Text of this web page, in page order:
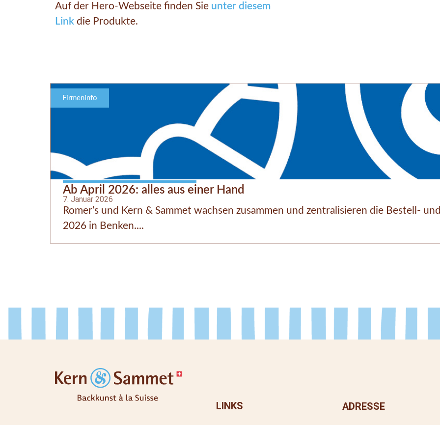
Auf der Hero-Webseite finden Sie unter diesem
Link die Produkte.
Firmeninfo
Ab April 2026: alles aus einer Hand
7. Januar 2026
Romer’s und Kern & Sammet wachsen zusammen und zentralisieren die Bestell-
2026 in Benken....
LINKS ADRESSE